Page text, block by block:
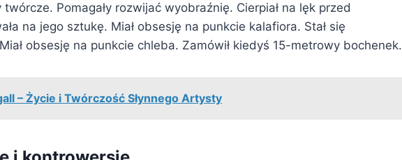
twórcze. Pomagały rozwijać wyobraźnię. Cierpiał na lęk przed
na jego sztukę. Miał obsesję na punkcie kalafiora. Stał się
obsesję na punkcie chleba. Zamówił kiedyś 15-metrowy bochenek.
– Życie i Twórczość Słynnego Artysty